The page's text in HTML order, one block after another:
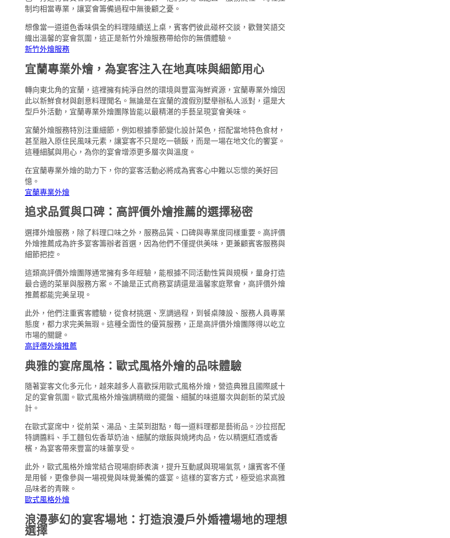
制均相當專業，讓宴會籌備過程中無後顧之憂。
想像當一道道色香味俱全的料理陸續送上桌，賓客們彼此碰杯交談，歡聲笑語交
織出溫馨的宴會氛圍，這正是新竹外燴服務帶給你的無價體驗。
新竹外燴服務
宜蘭專業外燴，為宴客注入在地真味與細節用心
轉向東北角的宜蘭，這裡擁有純淨自然的環境與豐富海鮮資源，宜蘭專業外燴因
此以新鮮食材與創意料理聞名。無論是在宜蘭的渡假別墅舉辦私人派對，還是大
型戶外活動，宜蘭專業外燴團隊皆能以最精湛的手藝呈現宴會美味。
宜蘭外燴服務特別注重細節，例如根據季節變化設計菜色，搭配當地特色食材，
甚至融入原住民風味元素，讓宴客不只是吃一頓飯，而是一場在地文化的饗宴。
這種細膩與用心，為你的宴會增添更多層次與溫度。
在宜蘭專業外燴的助力下，你的宴客活動必將成為賓客心中難以忘懷的美好回
憶。
宜蘭專業外燴
追求品質與口碑：高評價外燴推薦的選擇秘密
選擇外燴服務，除了料理口味之外，服務品質、口碑與專業度同樣重要。高評價
外燴推薦成為許多宴客籌辦者首選，因為他們不僅提供美味，更兼顧賓客服務與
細節把控。
這類高評價外燴團隊通常擁有多年經驗，能根據不同活動性質與規模，量身打造
最合適的菜單與服務方案。不論是正式商務宴請還是溫馨家庭聚會，高評價外燴
推薦都能完美呈現。
此外，他們注重賓客體驗，從食材挑選、烹調過程，到餐桌陳設、服務人員專業
態度，都力求完美無瑕。這種全面性的優質服務，正是高評價外燴團隊得以屹立
市場的關鍵。
高評價外燴推薦
典雅的宴席風格：歐式風格外燴的品味體驗
隨著宴客文化多元化，越來越多人喜歡採用歐式風格外燴，營造典雅且國際感十
足的宴會氛圍。歐式風格外燴強調精緻的擺盤、細膩的味道層次與創新的菜式設
計。
在歐式宴席中，從前菜、湯品、主菜到甜點，每一道料理都是藝術品。沙拉搭配
特調醬料、手工麵包佐香草奶油、細膩的燉飯與燒烤肉品，佐以精選紅酒或香
檳，為宴客帶來豐富的味蕾享受。
此外，歐式風格外燴常結合現場廚師表演，提升互動感與現場氣氛，讓賓客不僅
是用餐，更像參與一場視覺與味覺兼備的盛宴。這樣的宴客方式，極受追求高雅
品味者的青睞。
歐式風格外燴
浪漫夢幻的宴客場地：打造浪漫戶外婚禮場地的理想
選擇